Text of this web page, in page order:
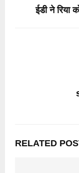
ईडी ने रिया
RELATED